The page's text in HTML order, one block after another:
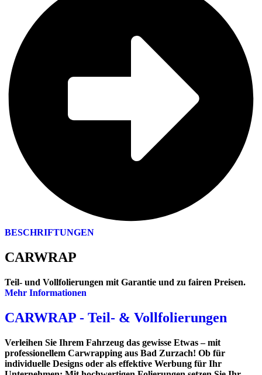
BESCHRIFTUNGEN
CARWRAP
Teil- und Vollfolierungen mit Garantie und zu fairen Preisen.
Mehr Informationen
CARWRAP - Teil- & Vollfolierungen
Verleihen Sie Ihrem Fahrzeug das gewisse Etwas– mit
professionellem Carwrapping aus Bad Zurzach! Ob für
individuelle Designs oder als effektive Werbung für Ihr